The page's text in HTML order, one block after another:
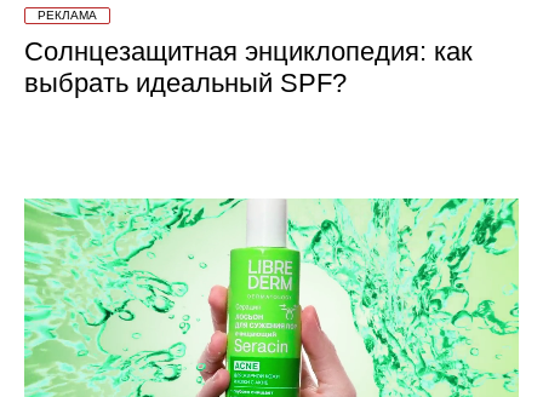
РЕКЛАМА
Солнцезащитная энциклопедия: как
выбрать идеальный SPF?